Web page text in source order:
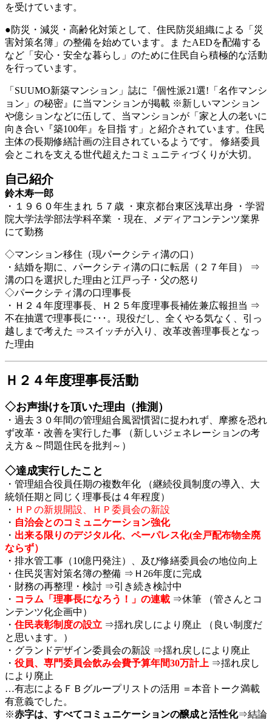
を受けています。
●防災・減災・高齢化対策として、住民防災組織による「災
害対策名簿」の整備を始めています。ま たAEDを配備する
など「安心・安全な暮らし」のために住民自ら積極的な活動
を行っています。
「SUUMO新築マンション」誌に『個性派21選!「名作マンシ
ョン」の秘密』に当マンションが掲載 ※新しいマンション
や億ションなどに伍して、当マンションが「家と人の老いに
向き合い『築100年』を目指 す」と紹介されています。住民
主体の長期修繕計画の注目されているようです。 修繕委員
会とこれを支える世代超えたコミュニティづくりが大切。
自己紹介
鈴木寿一郎
・１９６０年生まれ ５７歳 ・東京都台東区浅草出身 ・学習
院大学法学部法学科卒業 ・現在、メディアコンテンツ業界
にて勤務
◇マンション移住（現パークシティ溝の口）
・結婚を期に、パークシティ溝の口に転居（２７年目） ⇒
溝の口を選択した理由と江戸っ子・父の怒り
◇パークシティ溝の口理事長
・Ｈ２４年度理事長、Ｈ２５年度理事長補佐兼広報担当 ⇒
不在抽選で理事長に･･･。現役だし、全くやる気なく、引っ
越しまで考えた ⇒スイッチが入り、改革改善理事長となっ
た理由
Ｈ２４年度理事長活動
◇お声掛けを頂いた理由（推測）
・過去３０年間の管理組合風習慣習に捉われず、摩擦を恐れ
ず改革・改善を実行した事 （新しいジェネレーションの考
え方＆～問題住民を批判～）
◇達成実行したこと
・管理組合役員任期の複数年化 （継続役員制度の導入、大
統領任期と同じく理事長は４年程度）
・ ＨＰの新規開設、ＨＰ委員会の新設
・ 自治会とのコミュニケーション強化
・ 出来る限りのデジタル化、ペーパレス化(全戸配布物全廃
ならず）
・排水管工事（10億円発注）、及び修繕委員会の地位向上
・住民災害対策名簿の整備 ⇒Ｈ26年度に完成
・財務の再整理・検討 ⇒引き続き検討中
・ コラム「理事長になろう！」の連載 ⇒休筆 （管さんとコ
ンテンツ化企画中）
・ 住民表彰制度の設立 ⇒揺れ戻しにより廃止 （良い制度だ
と思います。）
・グランドデザイン委員会の新設 ⇒揺れ戻しにより廃止
・ 役員、専門委員会飲み会費予算年間30万計上 ⇒揺れ戻し
により廃止
…有志によるＦＢグループリストの活用 ＝本音トーク満載
有意義でした。
※赤字は、すべてコミュニケーションの醸成と活性化⇒結論